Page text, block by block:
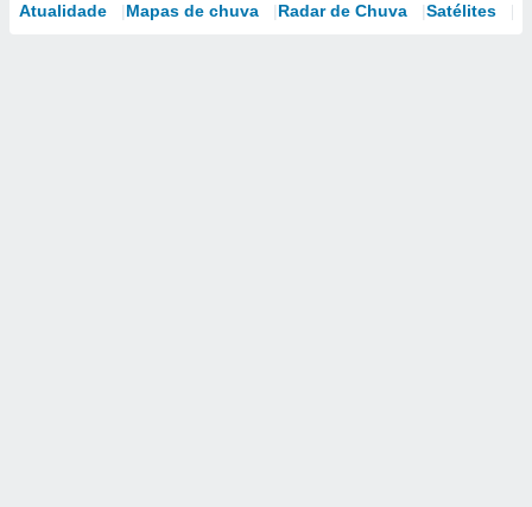
Atualidade Mapas de chuva Radar de Chuva Satélites